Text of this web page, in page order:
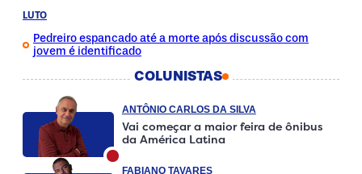
LUTO
Pedreiro espancado até a morte após discussão com
jovem é identificado
COLUNISTAS
ANTÔNIO CARLOS DA SILVA
Vai começar a maior feira de ônibus
da América Latina
FABIANO TAVARES